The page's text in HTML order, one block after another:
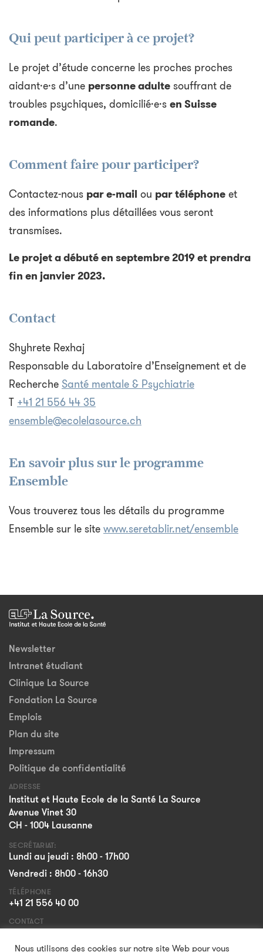
Qui peut participer à ce projet?
Le projet d’étude concerne les proches proches
aidant·e·s d’une personne adultesouffrant de
troubles psychiques, domicilié·e·sen Suisse
romande.
Comment faire pour participer?
Contactez-nous par e-mail ou par téléphoneet
des informations plus détaillées vous seront
transmises.
Le projet a débuté en septembre 2019 et prendra
fin en janvier 2023.
Contact
Shyhrete Rexhaj
Responsable du Laboratoire d’Enseignement et de
RechercheSanté mentale & Psychiatrie
T+41 21 556 44 35
ensemble@ecolelasource.ch
En savoir plus sur le programme
Ensemble
Vous trouverez tous les détails du programme
Ensemble sur le sitewww.seretablir.net/ensemble
Newsletter
Intranet étudiant
Clinique La Source
Fondation La Source
Emplois
Plan du site
Impressum
Politique de confidentialité
ADRESSE
Institut et Haute Ecole de la Santé La Source
Avenue Vinet 30
CH - 1004 Lausanne
SECRÉTARIAT:
Lundi au jeudi : 8h00 - 17h00
Vendredi : 8h00 - 16h30
TÉLÉPHONE
+41 21 556 40 00
CONTACT
Formulaire
Nous utilisons des cookies sur notre site Web pour vous